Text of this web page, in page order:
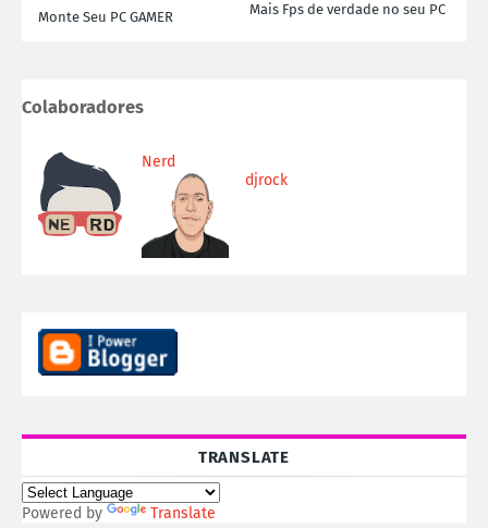
Mais Fps de verdade no seu PC
Monte Seu PC GAMER
Colaboradores
Nerd
djrock
TRANSLATE
Powered by Translate